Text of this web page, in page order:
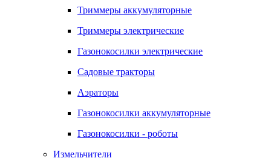
Триммеры аккумуляторные
Триммеры электрические
Газонокосилки электрические
Садовые тракторы
Аэраторы
Газонокосилки аккумуляторные
Газонокосилки - роботы
Измельчители